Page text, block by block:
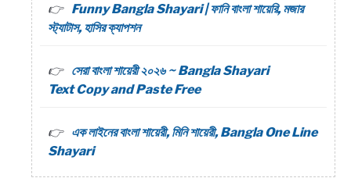
Funny Bangla Shayari | ফানি বাংলা শায়েরি, মজার
স্ট্যাটাস, হাসির ক্যাপশন
সেরা বাংলা শায়েরী ২০২৬ ~ Bangla Shayari
Text Copy and Paste Free
এক লাইনের বাংলা শায়েরী, মিনি শায়েরী, Bangla One Line
Shayari